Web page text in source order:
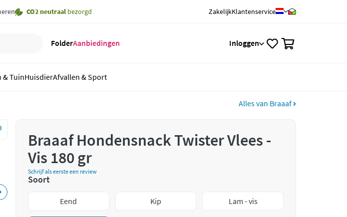
CO2 neutraal bezorgd ZakelijkKlantenservice
FolderAanbiedingen Inloggen
& TuinHuisdierAfvallen & Sport
Alles van Braaaf
Braaaf Hondensnack Twister Vlees -
Vis 180 gr
Schrijf als eerste een review
Soort
Eend Kip Lam - vis